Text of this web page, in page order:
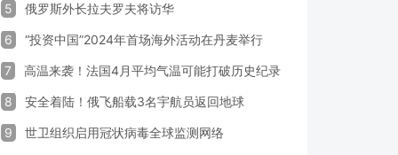
5 俄罗斯外长拉夫罗夫将访华
6 “投资中国”2024年首场海外活动在丹麦举行
7 高温来袭！法国4月平均气温可能打破历史纪录
8 安全着陆！俄飞船载3名宇航员返回地球
9 世卫组织启用冠状病毒全球监测网络